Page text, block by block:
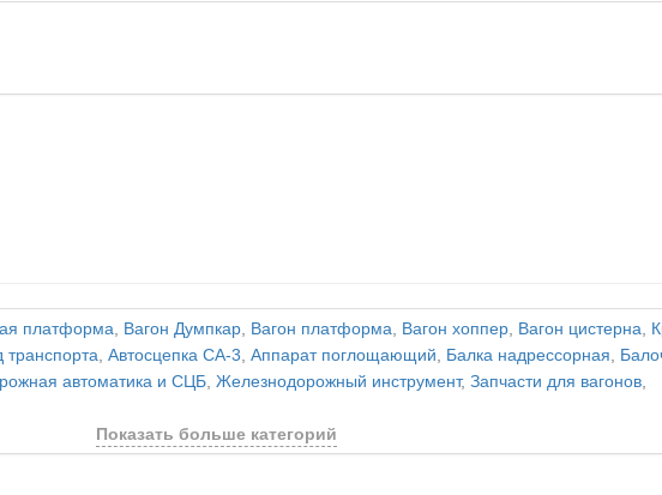
платформа, Вагон Думпкар, Вагон платформа, Вагон хоппер, Вагон цистерна,
транспорта, Автосцепка СА-3, Аппарат поглощающий, Балка надрессорная,
автоматика и СЦБ, Железнодорожный инструмент, Запчасти для вагонов,
Показать больше категорий